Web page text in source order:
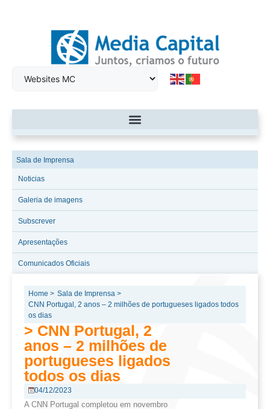
Sala de Imprensa
Noticias
Galeria de imagens
Subscrever
Apresentações
Comunicados Oficiais
Home > Sala de Imprensa >
CNN Portugal, 2 anos – 2 milhões de portugueses ligados todos
os dias
> CNN Portugal, 2
anos – 2 milhões de
portugueses ligados
todos os dias
04/12/2023
A CNN Portugal completou em novembro